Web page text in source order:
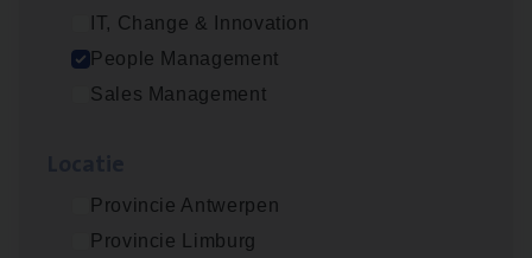
IT, Change & Innovation
People Management
Sales Management
Provincie Antwerpen
Provincie Limburg
Scha­de­be­heer­der verzekeringen